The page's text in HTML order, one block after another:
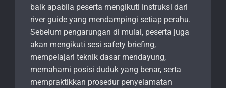
baik apabila peserta mengikuti instruksi dari
river guide yang mendampingi setiap perahu.
Sebelum pengarungan di mulai, peserta juga
akan mengikuti sesi safety briefing,
mempelajari teknik dasar mendayung,
memahami posisi duduk yang benar, serta
mempraktikkan prosedur penyelamatan